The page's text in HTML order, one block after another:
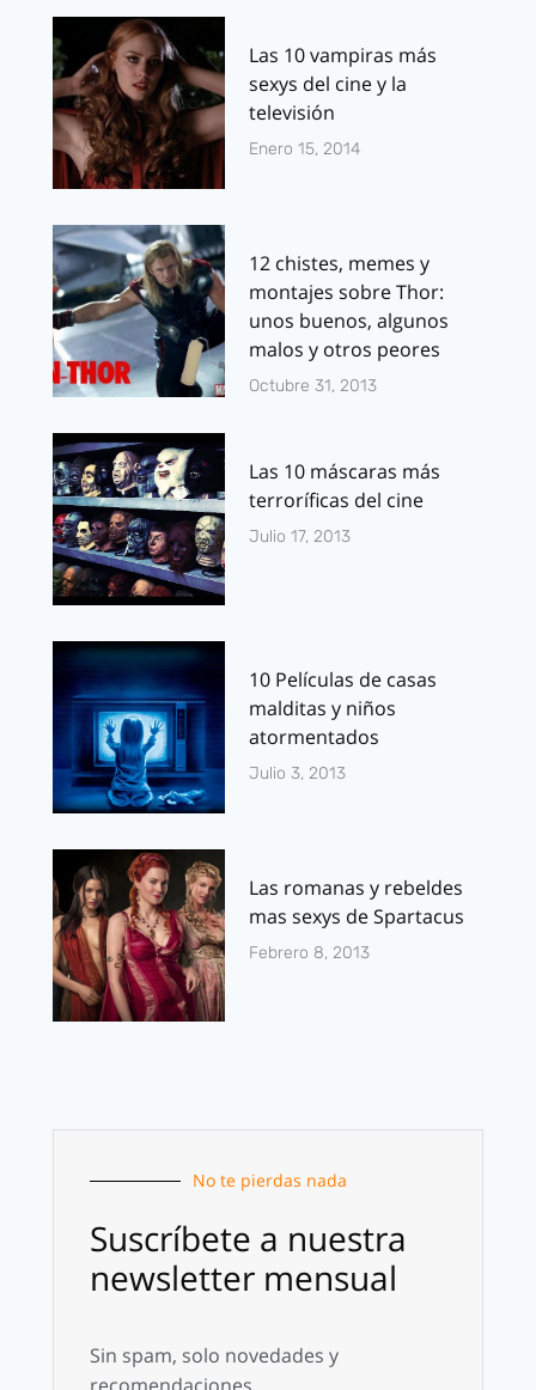
Las 10 vampiras más
sexys del cine y la
televisión
Enero 15, 2014
12 chistes, memes y
montajes sobre Thor:
unos buenos, algunos
malos y otros peores
Octubre 31, 2013
Las 10 máscaras más
terroríficas del cine
Julio 17, 2013
10 Películas de casas
malditas y niños
atormentados
Julio 3, 2013
Las romanas y rebeldes
mas sexys de Spartacus
Febrero 8, 2013
No te pierdas nada
Suscríbete a nuestra
newsletter mensual
Sin spam, solo novedades y